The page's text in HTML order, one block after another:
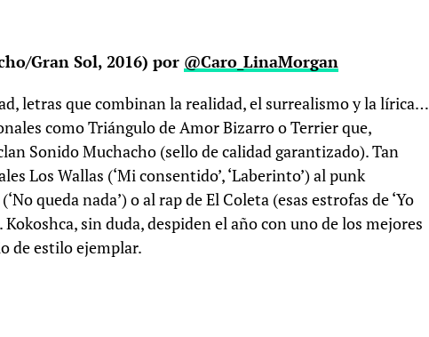
Gran Sol, 2016) por @Caro_LinaMorgan
letras que combinan la realidad, el surrealismo y la lírica…
como Triángulo de Amor Bizarro o Terrier que,
Sonido Muchacho (sello de calidad garantizado). Tan
Los Wallas (‘Mi consentido’, ‘Laberinto’) al punk
queda nada’) o al rap de El Coleta (esas estrofas de ‘Yo
sin duda, despiden el año con uno de los mejores
de estilo ejemplar.